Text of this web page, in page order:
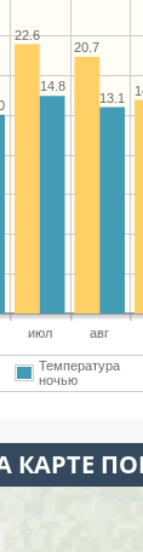
июл авг
20.7
22.6
13.1
14.8
Температура
ночью
КАРТЕ